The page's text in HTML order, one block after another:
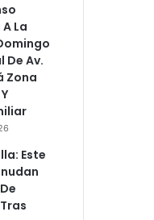
La
De Av.
Zona
Este